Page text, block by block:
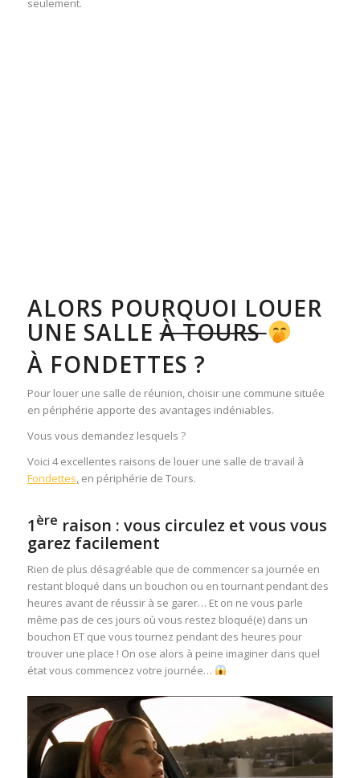
seulement.
ALORS POURQUOI LOUER
UNE SALLEÀ TOURS
À FONDETTES ?
Pour louer une salle de réunion, choisir une commune située
en périphérie apporte des avantages indéniables.
Vous vous demandez lesquels ?
Voici 4 excellentes raisons de louer une salle de travail à
Fondettes,en périphérie de Tours.
1ère raison : vous circulez et vous vous
garez facilement
Rien de plus désagréable que de commencer sa journée en
restant bloqué dans un bouchon ou en tournant pendant des
heures avant de réussir à se garer… Et on ne vous parle
même pas de ces jours où vous restez bloqué(e) dans un
bouchon ET que vous tournez pendant des heures pour
trouver une place ! On ose alors à peine imaginer dans quel
état vous commencez votre journée…